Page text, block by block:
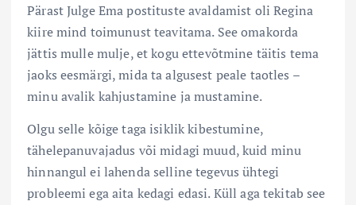
Pärast Julge Ema postituste avaldamist oli Regina
kiire mind toimunust teavitama. See omakorda
jättis mulle mulje, et kogu ettevõtmine täitis tema
jaoks eesmärgi, mida ta algusest peale taotles –
minu avalik kahjustamine ja mustamine.
Olgu selle kõige taga isiklik kibestumine,
tähelepanuvajadus või midagi muud, kuid minu
hinnangul ei lahenda selline tegevus ühtegi
probleemi ega aita kedagi edasi. Küll aga tekitab see